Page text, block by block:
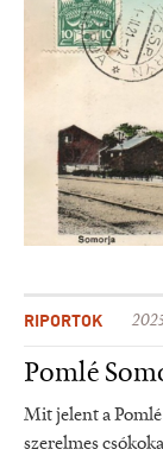
RIPORTOK
Pomlé
Mit jelent a
szerelmes